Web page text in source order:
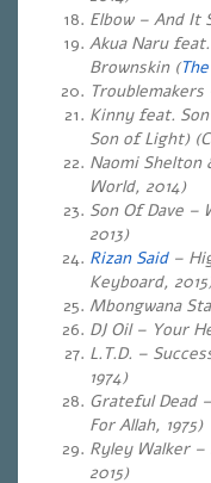
Elbow – And It
Akua Naru
Brownskin (
Kinny feat.
Son of Light)
Naomi Shelton
World, 2014)
Son Of Dave –
2013)
Rizan Said–
Keyboard,
Mbongwana
DJ Oil – Your
L.T.D. –
1974)
Grateful Dead
For Allah, 1975)
Ryley Walker –
2015)